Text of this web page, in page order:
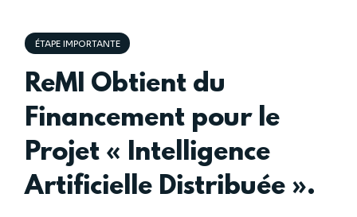
ÉTAPE IMPORTANTE
ReMI Obtient du
Financement pour le
Projet « Intelligence
Artificielle Distribuée ».